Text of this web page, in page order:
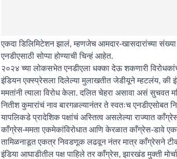
एकदा डिलिमिटेशन झालं, म्हणजेच आमदार-खासदारांच्या
एनडीएसाठी सोप्पा होण्याची चिन्हं आहेत.
२०२४ च्या लोकसभेत एनडीएला धक्का देऊ शकणारी
इंडियन एक्स्प्रेसला दिलेल्या मुलाखतीत जेडीयूने म्हटलंय, की
ममतांनी त्याला विरोध केला. दलित चेहरा असावा असं सुचवत
नितीश कुमारांचं नाव बारगळल्यानंतर ते स्वतःच
यापलिकडे प्रादेशिक पक्षांचं अस्तित्व असलेल्या राज्यात
काँग्रेस-ममता एकमेकांविरोधात आणि केरळात काँग्रेस-डावे
तामिळनाडूत एकत्र निवडणूक लढवून नंतर मात्र काँग्रेसने
इंडिया आघाडीतील पक्ष पाहिले तर काँग्रेस, झारखंड मुक्ती